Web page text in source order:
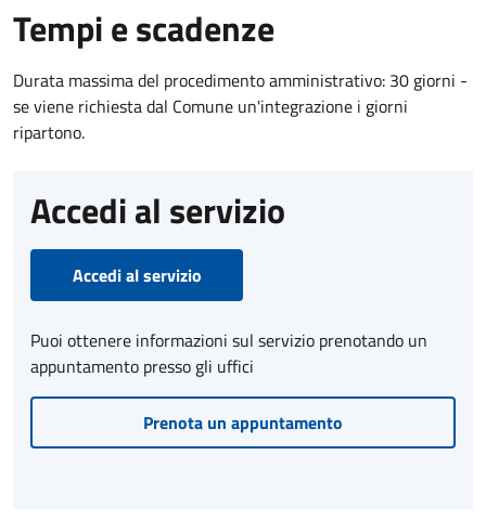
Tempi e scadenze
Durata massima del procedimento amministrativo: 30 giorni -
se viene richiesta dal Comune un'integrazione i giorni
ripartono.
Accedi al servizio
Accedi al servizio
Puoi ottenere informazioni sul servizio prenotando un
appuntamento presso gli uffici
Prenota un appuntamento